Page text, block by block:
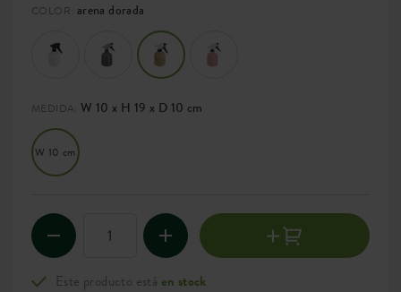
COLOR: arena dorada
MEDIDA: W 10 x H 19 x D 10 cm
W 10 cm
Este producto está en stock